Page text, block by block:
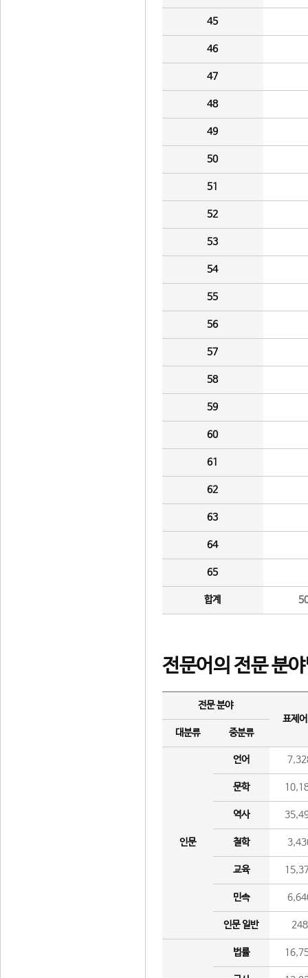
45
46
47
48
49
50
51
52
53
54
55
56
57
58
59
60
61
62
63
64
65
합계
전문어의 전문 분
전문 분야
표제
대분류
중분류
인문
언어
문학
역사
철학
교육
민속
인문 일반 248
법률